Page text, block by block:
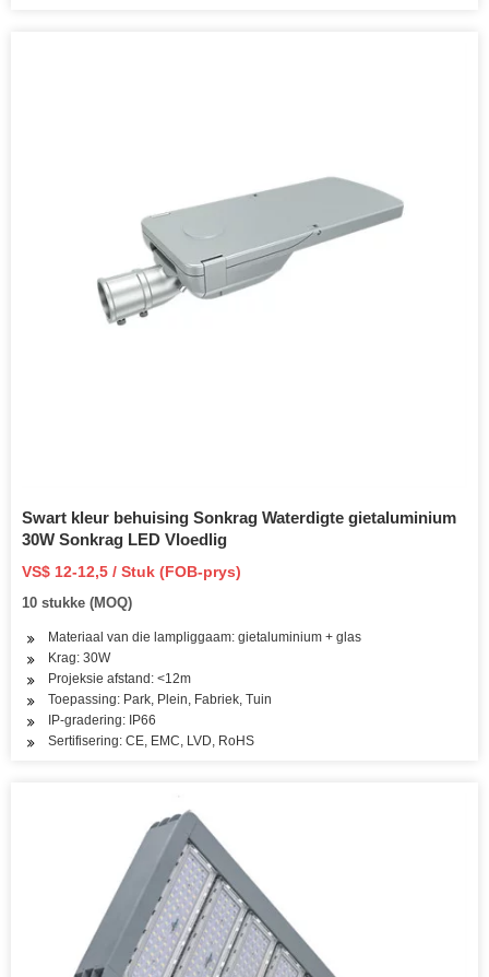
Swart kleur behuising Sonkrag Waterdigte gietaluminium
30W Sonkrag LED Vloedlig
VS$ 12-12,5 / Stuk (FOB-prys)
10 stukke (MOQ)
Materiaal van die lampliggaam: gietaluminium + glas
Krag: 30W
Projeksie afstand: <12m
Toepassing: Park, Plein, Fabriek, Tuin
IP-gradering: IP66
Sertifisering: CE, EMC, LVD, RoHS